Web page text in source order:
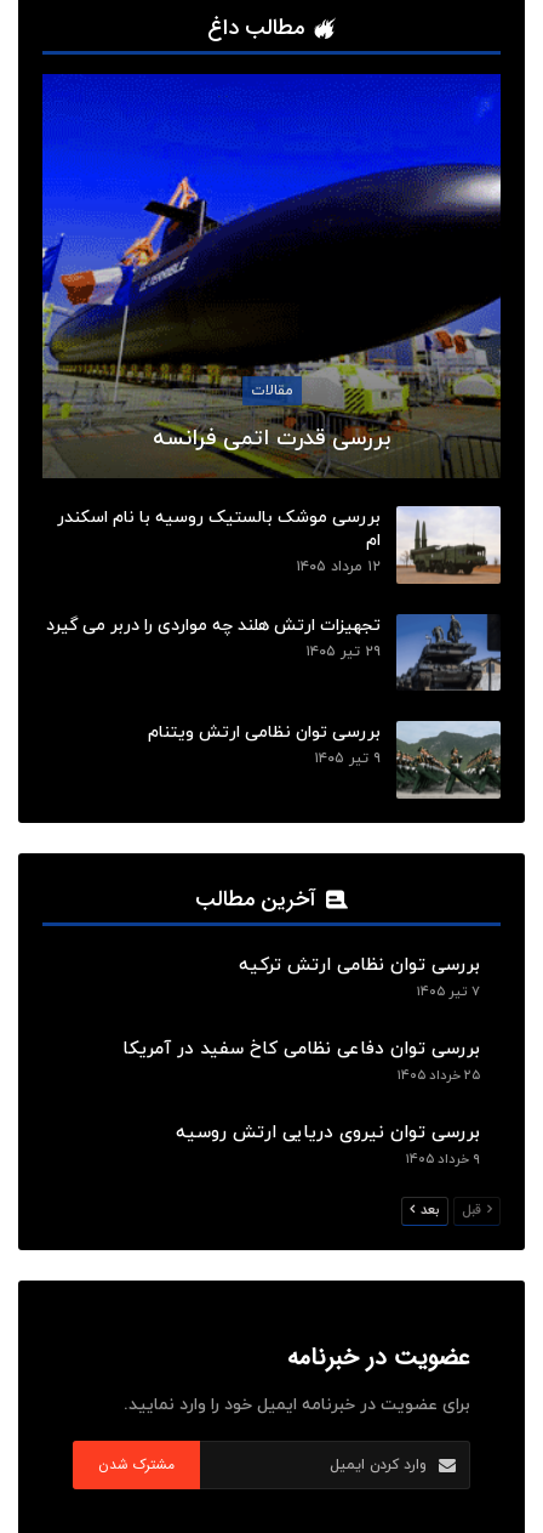
مطالب داغ
مقالات
بررسی قدرت اتمی فرانسه
بررسی موشک بالستیک روسیه با نام اسکندر
ام
۱۲ مرداد ۱۴۰۵
تجهیزات ارتش هلند چه مواردی را دربر می گیرد
۲۹ تیر ۱۴۰۵
بررسی توان نظامی ارتش ویتنام
۹ تیر ۱۴۰۵
آخرین مطالب
بررسی توان نظامی ارتش ترکیه
۷ تیر ۱۴۰۵
بررسی توان دفاعی نظامی کاخ سفید در آمریکا
۲۵ خرداد ۱۴۰۵
بررسی توان نیروی دریایی ارتش روسیه
۹ خرداد ۱۴۰۵
قبل بعد
عضویت در خبرنامه
برای عضویت در خبرنامه ایمیل خود را وارد نمایید.
مشترک شدن